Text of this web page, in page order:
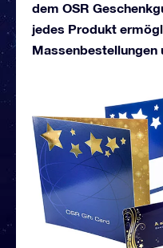
dem OSR
jedes Produkt
Massenbestellungen